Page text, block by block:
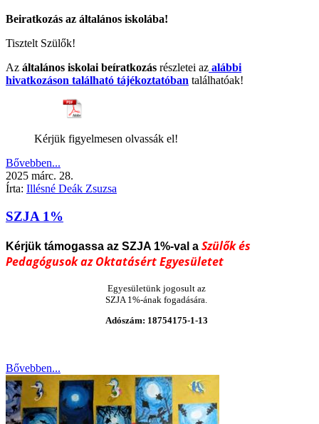
Beiratkozás az általános iskolába!
Tisztelt Szülők!
Az általános iskolai beíratkozás részletei az alábbi
hivatkozáson található tájékoztatóban találhatóak!
Kérjük figyelmesen olvassák el!
Bővebben...
2025 márc. 28.
Írta: Illésné Deák Zsuzsa
SZJA 1%
Kérjük támogassa az SZJA 1%-val a Szülők és
Pedagógusok az Oktatásért Egyesületet
Egyesületünk jogosult az
SZJA 1%-ának fogadására.
Adószám: 18754175-1-13
Bővebben...